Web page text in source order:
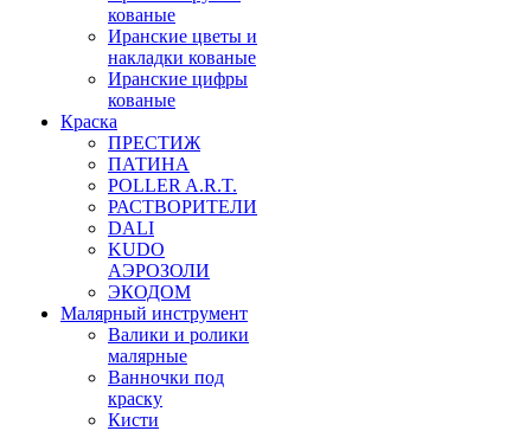
кованые
Иранские цветы и
накладки кованые
Иранские цифры
кованые
Краска
ПРЕСТИЖ
ПАТИНА
POLLER A.R.T.
РАСТВОРИТЕЛИ
DALI
KUDO
АЭРОЗОЛИ
ЭКОДОМ
Малярный инструмент
Валики и ролики
малярные
Ванночки под
краску
Кисти